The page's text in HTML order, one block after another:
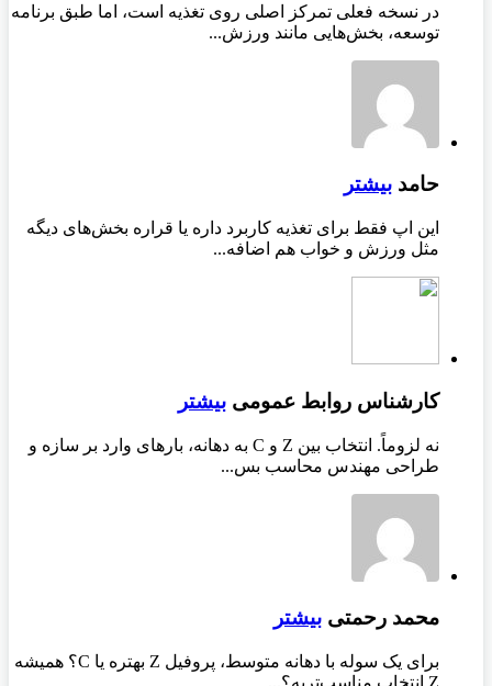
در نسخه فعلی تمرکز اصلی روی تغذیه است، اما طبق برنامه
توسعه، بخش‌هایی مانند ورزش...
حامد بیشتر
این اپ فقط برای تغذیه کاربرد داره یا قراره بخش‌های دیگه
مثل ورزش و خواب هم اضافه...
کارشناس روابط عمومی بیشتر
نه لزوماً. انتخاب بین Z و C به دهانه، بارهای وارد بر سازه و
طراحی مهندس محاسب بس...
محمد رحمتی بیشتر
برای یک سوله با دهانه متوسط، پروفیل Z بهتره یا C؟ همیشه
Z انتخاب مناسب‌تریه؟...